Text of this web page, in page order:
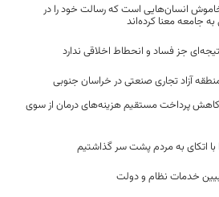
خاموش انسان‌هایی است که رسالت خود را در
معنا کرده‌اند
جز فساد و انحطاط اخلاقی ندارد
آزاد تجاری صنعتی در خراسان جنوبی
کاهش پرداخت مستقیم هزینه‌های درمان از سوی
اتکای به مردم پشت سر گذاشتیم
خدمات نظام و دولت